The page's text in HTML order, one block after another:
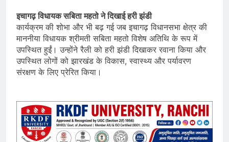
इचागढ़ विधायक सबिता महतो ने दिखाई हरी झंडी
कार्यक्रम की शोभा और भी बढ़ गई जब इचागढ़ विधानसभा क्षेत्र की
माननीया विधायक श्रीमती सबिता महतो विशेष अतिथि के रूप में
उपस्थित हुईं। उन्होंने रैली को हरी झंडी दिखाकर रवाना किया और
उपस्थित लोगों को झारखंड के विकास, स्वास्थ्य और पर्यावरण
संरक्षण के लिए प्रेरित किया।